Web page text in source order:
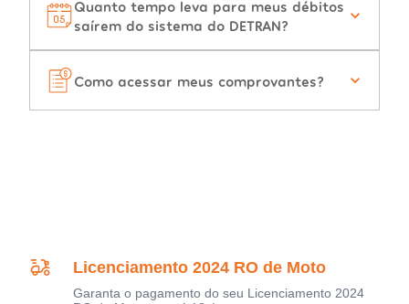
Quanto tempo leva para meus débitos
saírem do sistema do DETRAN?
Como acessar meus comprovantes?
Licenciamento 2024 RO de Moto
Garanta o pagamento do seu Licenciamento 2024